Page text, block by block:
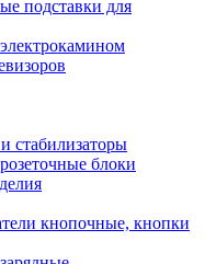
подставки для
стабилизаторы
блоки
кнопочные, кнопки